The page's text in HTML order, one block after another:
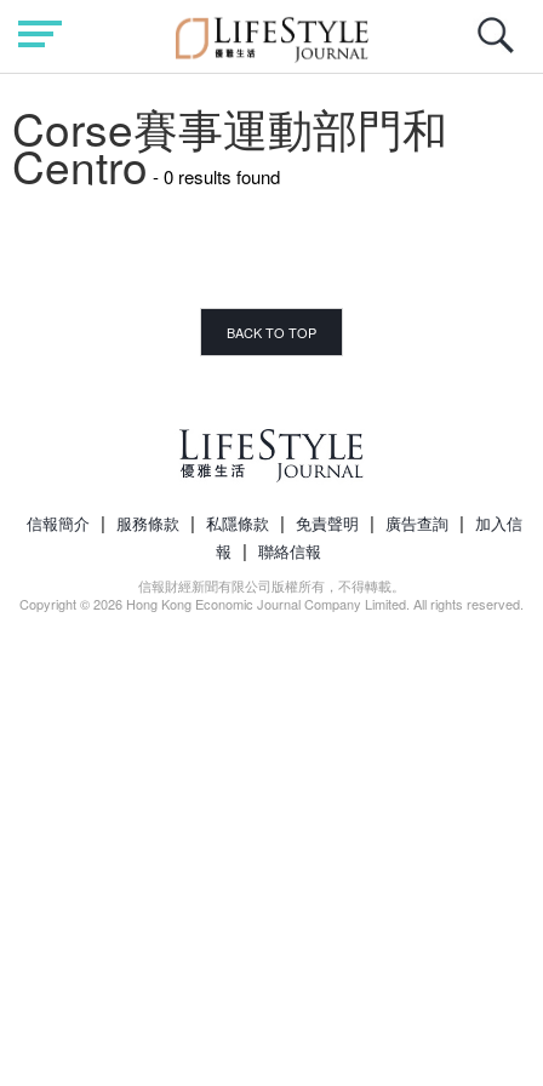
Corse賽事運動部門和
Centro- 0 results found
BACK TO TOP
信報簡介 | 服務條款 | 私隱條款 | 免責聲明 | 廣告查詢 | 加入信
報 | 聯絡信報
信報財經新聞有限公司版權所有，不得轉載。
Copyright © 2026 Hong Kong Economic Journal Company Limited. All rights reserved.